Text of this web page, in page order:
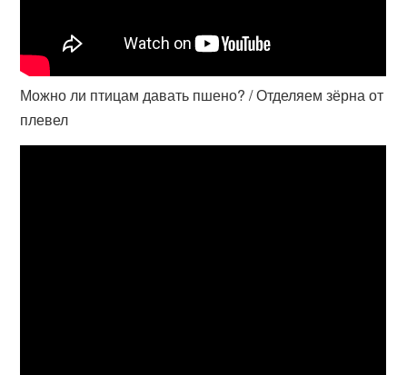
Можно ли птицам давать пшено? / Отделяем зёрна от
плевел